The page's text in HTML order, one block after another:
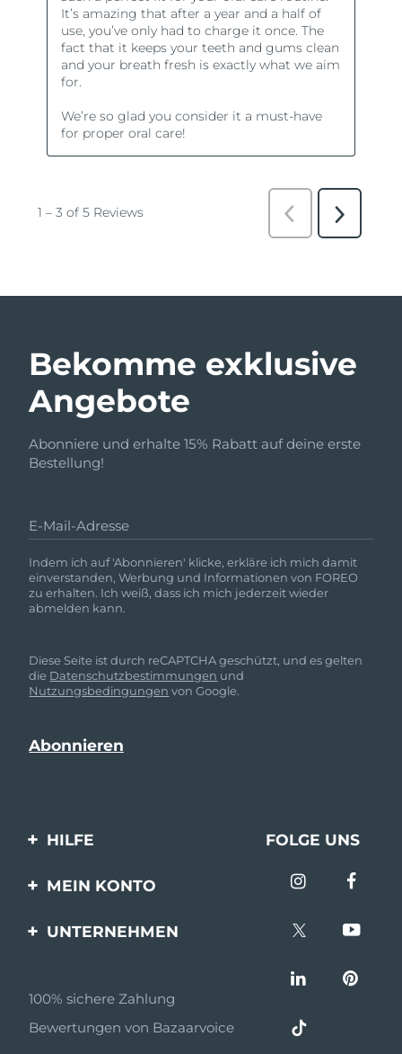
Bekomme exklusive
Angebote
Abonniere und erhalte 15% Rabatt auf deine erste
Bestellung!
E-Mail-Adresse
Indem ich auf 'Abonnieren' klicke, erkläre ich mich damit
einverstanden, Werbung und Informationen von FOREO
zu erhalten. Ich weiß, dass ich mich jederzeit wieder
abmelden kann.
Diese Seite ist durch reCAPTCHA geschützt, und es gelten
die Datenschutzbestimmungen und
Nutzungsbedingungen von Google.
HILFE
Kontaktiere uns
FOLGE UNS
MEIN KONTO
UNTERNEHMEN
Partnerprogramm
Partner Nachrichten
100% sichere Zahlung
Bewertungen von Bazaarvoice